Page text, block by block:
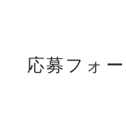
応募フォ